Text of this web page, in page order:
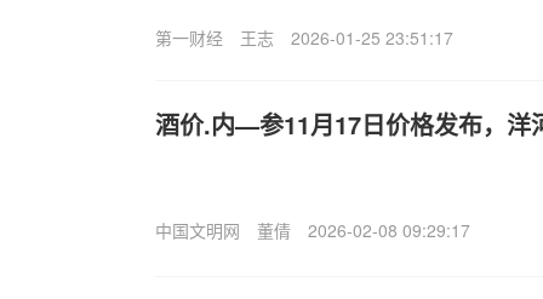
第一财经 王志 2026-01-25 23:51:17
酒价.内—参11月17日价格发布，洋
中国文明网 董倩 2026-02-08 09:29:17